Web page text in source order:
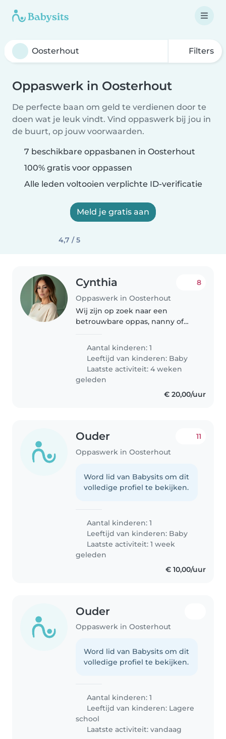
Filters
Oppaswerk in Oosterhout
De perfecte baan om geld te verdienen door te
doen wat je leuk vindt. Vind oppaswerk bij jou in
de buurt, op jouw voorwaarden.
7 beschikbare oppasbanen in Oosterhout
100% gratis voor oppassen
Alle leden voltooien verplichte ID-verificatie
Meld je gratis aan
4,7 / 5
Cynthia
Oppaswerk in Oosterhout
8
Wij zijn op zoek naar een
betrouwbare oppas, nanny of
hebben een hond, dus het is
belangrijk dat je comfortabel
bent met dieren. Daarnaast zou
het fijn..
Aantal kinderen: 1
Leeftijd van kinderen: Baby
Laatste activiteit: 4 weken
geleden
€ 20,00/uur
Ouder
Oppaswerk in Oosterhout
11
Word lid van Babysits om dit
volledige profiel te bekijken.
Aantal kinderen: 1
Leeftijd van kinderen: Baby
Laatste activiteit: 1 week
geleden
€ 10,00/uur
Ouder
Oppaswerk in Oosterhout
Word lid van Babysits om dit
volledige profiel te bekijken.
Aantal kinderen: 1
Leeftijd van kinderen: Lagere
school
Laatste activiteit: vandaag